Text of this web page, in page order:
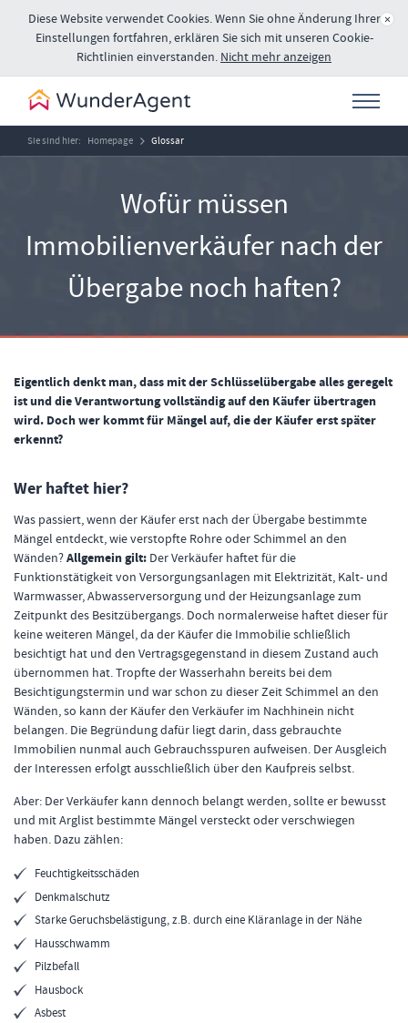
×
Diese Website verwendet Cookies. Wenn Sie ohne Änderung Ihrer
Einstellungen fortfahren, erklären Sie sich mit unseren Cookie-
Richtlinien einverstanden. Nicht mehr anzeigen
Sie sind hier: Homepage Glossar
Wofür müssen
Immobilienverkäufer nach der
Übergabe noch haften?
Eigentlich denkt man, dass mit der Schlüsselübergabe alles geregelt
ist und die Verantwortung vollständig auf den Käufer übertragen
wird. Doch wer kommt für Mängel auf, die der Käufer erst später
erkennt?
Wer haftet hier?
Was passiert, wenn der Käufer erst nach der Übergabe bestimmte
Mängel entdeckt, wie verstopfte Rohre oder Schimmel an den
Wänden?Allgemein gilt: Der Verkäufer haftet für die
Funktionstätigkeit von Versorgungsanlagen mit Elektrizität, Kalt- und
Warmwasser, Abwasserversorgung und der Heizungsanlage zum
Zeitpunkt des Besitzübergangs. Doch normalerweise haftet dieser für
keine weiteren Mängel, da der Käufer die Immobilie schließlich
besichtigt hat und den Vertragsgegenstand in diesem Zustand auch
übernommen hat. Tropfte der Wasserhahn bereits bei dem
Besichtigungstermin und war schon zu dieser Zeit Schimmel an den
Wänden, so kann der Käufer den Verkäufer im Nachhinein nicht
belangen. Die Begründung dafür liegt darin, dass gebrauchte
Immobilien nunmal auch Gebrauchsspuren aufweisen. Der Ausgleich
der Interessen erfolgt ausschließlich über den Kaufpreis selbst.
Aber: Der Verkäufer kann dennoch belangt werden, sollte er bewusst
und mit Arglist bestimmte Mängel versteckt oder verschwiegen
haben. Dazu zählen:
Feuchtigkeitsschäden
Denkmalschutz
Starke Geruchsbelästigung, z.B. durch eine Kläranlage in der Nähe
Hausschwamm
Pilzbefall
Hausbock
Asbest